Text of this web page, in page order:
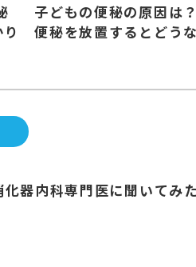
子どもの便秘の原因は
便秘を放置するとどう
器内科専門医に聞いてみた